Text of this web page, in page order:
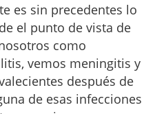
es sin precedentes lo
el punto de vista de
como
vemos meningitis y
después de
de esas infecciones